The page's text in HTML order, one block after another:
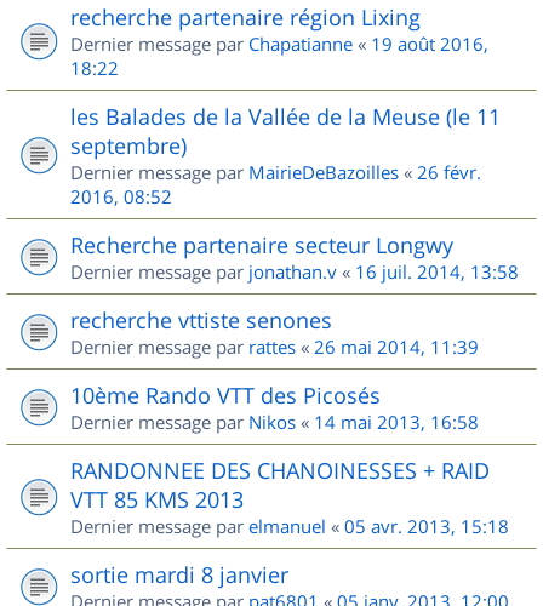
recherche partenaire région Lixing
Dernier message par Chapatianne « 19 août 2016,
18:22
les Balades de la Vallée de la Meuse (le 11
septembre)
Dernier message par MairieDeBazoilles « 26 févr.
2016, 08:52
Recherche partenaire secteur Longwy
Dernier message par jonathan.v « 16 juil. 2014, 13:58
recherche vttiste senones
Dernier message par rattes « 26 mai 2014, 11:39
10ème Rando VTT des Picosés
Dernier message par Nikos « 14 mai 2013, 16:58
RANDONNEE DES CHANOINESSES + RAID
VTT 85 KMS 2013
Dernier message par elmanuel « 05 avr. 2013, 15:18
sortie mardi 8 janvier
Dernier message par pat6801 « 05 janv. 2013, 12:00